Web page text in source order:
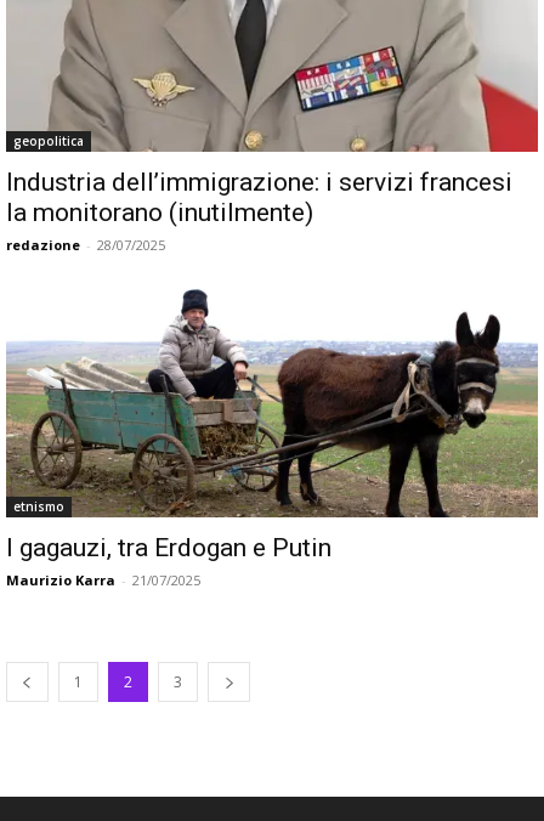
geopolitica
Industria dell’immigrazione: i servizi francesi
la monitorano (inutilmente)
redazione - 28/07/2025
etnismo
I gagauzi, tra Erdogan e Putin
Maurizio Karra - 21/07/2025
1 2 3